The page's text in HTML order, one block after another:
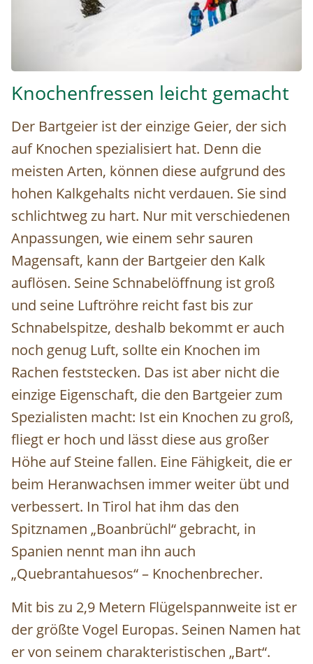
Bei Schneeschuhwanderungen im Nationalpark Hohe
Knochenfressen leicht gemacht
Der Bartgeier ist der einzige Geier, der sich
auf Knochen spezialisiert hat. Denn die
meisten Arten, können diese aufgrund des
hohen Kalkgehalts nicht verdauen. Sie sind
schlichtweg zu hart. Nur mit verschiedenen
Anpassungen, wie einem sehr sauren
Magensaft, kann der Bartgeier den Kalk
auflösen. Seine Schnabelöffnung ist groß
und seine Luftröhre reicht fast bis zur
Schnabelspitze, deshalb bekommt er auch
noch genug Luft, sollte ein Knochen im
Rachen feststecken. Das ist aber nicht die
einzige Eigenschaft, die den Bartgeier zum
Spezialisten macht: Ist ein Knochen zu groß,
fliegt er hoch und lässt diese aus großer
Höhe auf Steine fallen. Eine Fähigkeit, die er
beim Heranwachsen immer weiter übt und
verbessert. In Tirol hat ihm das den
Spitznamen „Boanbrüchl“ gebracht, in
Spanien nennt man ihn auch
„Quebrantahuesos“ – Knochenbrecher.
Mit bis zu 2,9 Metern Flügelspannweite ist er
der größte Vogel Europas. Seinen Namen hat
er von seinem charakteristischen „Bart“.